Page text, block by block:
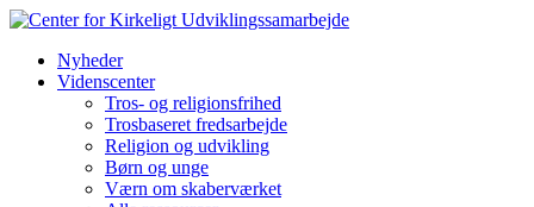
Nyheder
Videnscenter
Tros- og religionsfrihed
Trosbaseret fredsarbejde
Religion og udvikling
Børn og unge
Værn om skaberværket